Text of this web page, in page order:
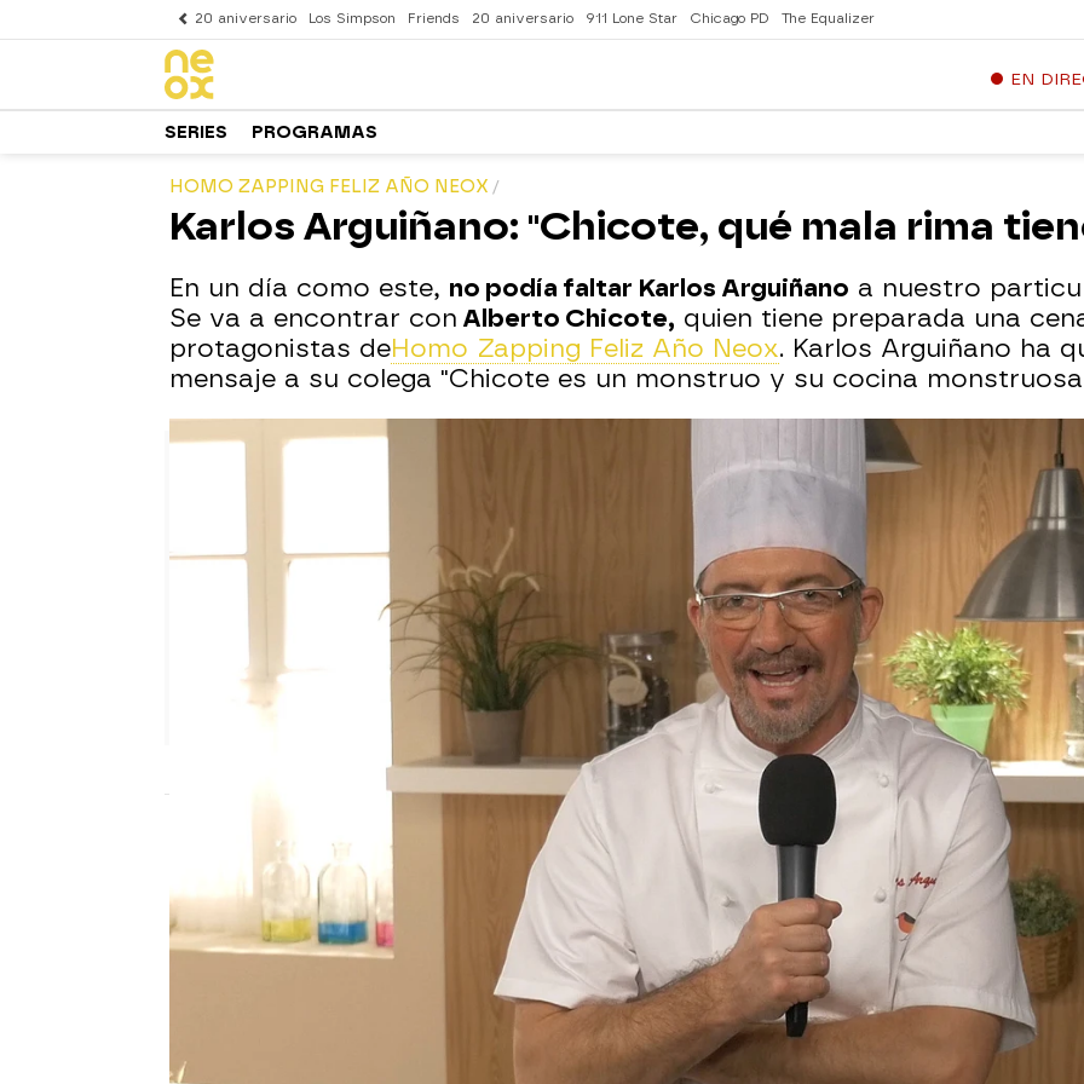
20 aniversario Los Simpson Friends 20 aniversario 911 Lone Star Chicago PD The Equalizer
EN
SERIES PROGRAMAS
HOMO ZAPPING FELIZ AÑO NEOX
Karlos Arguiñano: "Chicote, qué mala rima
En un día como este, no podía faltar Karlos Arguiñano a nuestro
Se va a encontrar con Alberto Chicote, quien tiene preparada una
protagonistas deHomo Zapping Feliz Año Neox. Karlos Arguiñano ha
mensaje a su colega "Chicote es un monstruo y su cocina monstruosa
Madrid
Publicado: 12 de febrero de 2018, 13:09
WhatsappFacebook
X
Homo Zapping